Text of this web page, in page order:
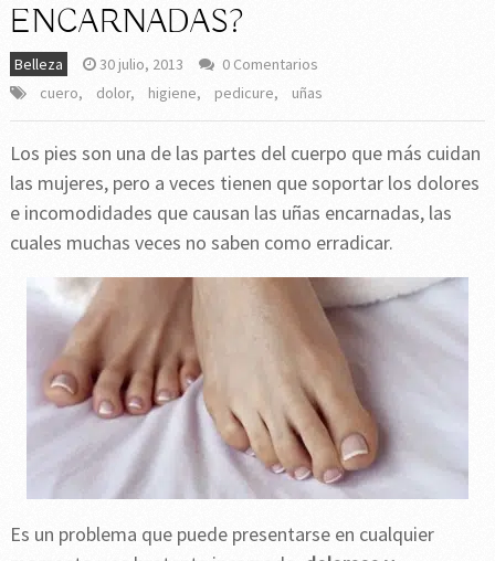
ENCARNADAS?
Belleza 30 julio, 2013
0 Comentarios
cuero, dolor, higiene, pedicure, uñas
Los pies son una de las partes del cuerpo que más cuidan
las mujeres, pero a veces tienen que soportar los dolores
e incomodidades que causan las uñas encarnadas, las
cuales muchas veces no saben como erradicar.
Es un problema que puede presentarse en cualquier